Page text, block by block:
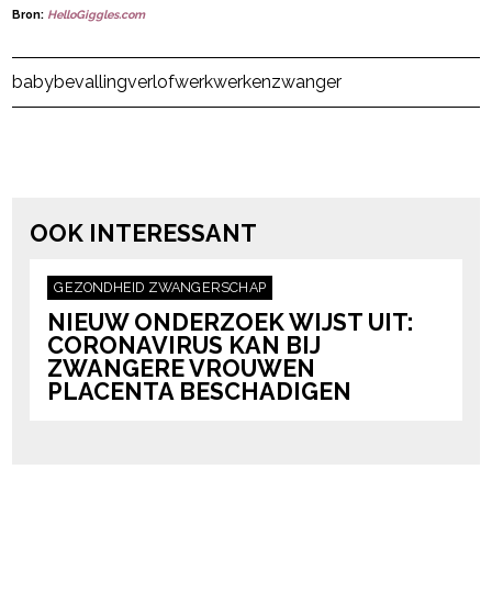
Bron: HelloGiggles.com
Post Views: 96
babybevallingverlofwerkwerkenzwanger
OOK INTERESSANT
GEZONDHEID ZWANGERSCHAP
NIEUW ONDERZOEK WIJST UIT:
CORONAVIRUS KAN BIJ
ZWANGERE VROUWEN
PLACENTA BESCHADIGEN